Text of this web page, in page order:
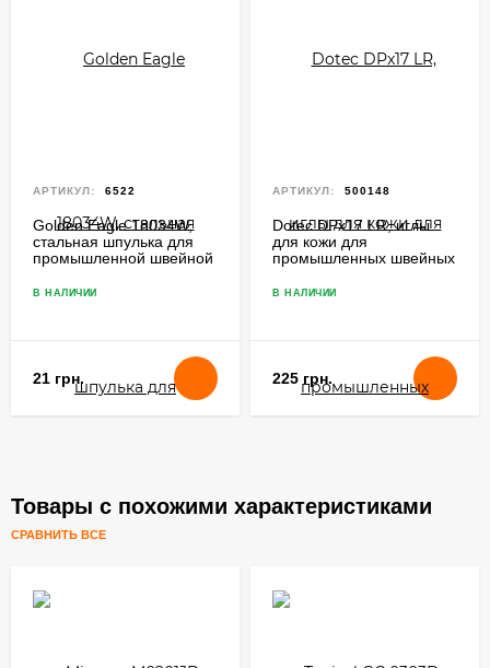
АРТИКУЛ: 6522
Golden Eagle 18034W,
стальная шпулька для
промышленной швейной
вертикальным челноком
В НАЛИЧИИ
21 грн.
АРТИКУЛ: 500148
Dotec DPx17 LR, иглы
для кожи для
промышленных швейных
лапкой
В НАЛИЧИИ
225 грн.
Товары с похожими характеристиками
СРАВНИТЬ ВСЕ